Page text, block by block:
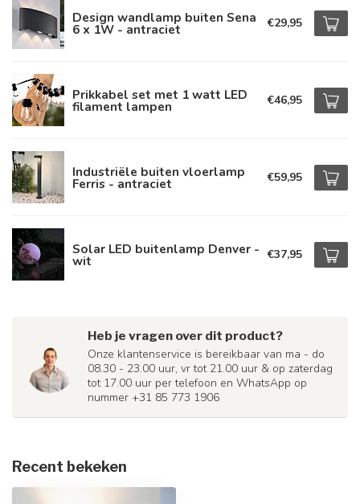
Design wandlamp buiten Sena
6 x 1W - antraciet €29,95
Prikkabel set met 1 watt LED
filament lampen €46,95
Industriële buiten vloerlamp
Ferris - antraciet €59,95
Solar LED buitenlamp Denver -
wit €37,95
Heb je vragen over dit product?
Onze klantenservice is bereikbaar van ma - do
08.30 - 23.00 uur, vr tot 21.00 uur & op zaterdag
tot 17.00 uur per telefoon en WhatsApp op
nummer +31 85 773 1906
Recent bekeken